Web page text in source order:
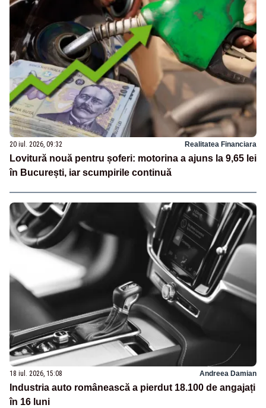
20 iul. 2026, 09:32 Realitatea Financiara
Lovitură nouă pentru șoferi: motorina a ajuns la 9,65 lei
în București, iar scumpirile continuă
18 iul. 2026, 15:08 Andreea Damian
Industria auto românească a pierdut 18.100 de angajați
în 16 luni